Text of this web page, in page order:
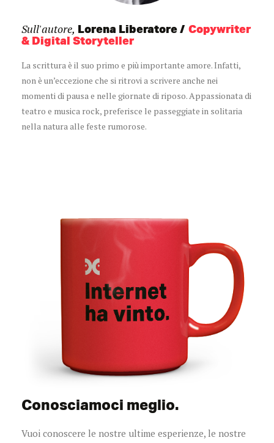
Sull'autore, Lorena Liberatore
Copywriter
& Digital Storyteller
La scrittura è il suo primo e più importante amore. Infatti,
non è un’eccezione che si ritrovi a scrivere anche nei
momenti di pausa e nelle giornate di riposo. Appassionata di
teatro e musica rock, preferisce le passeggiate in solitaria
nella natura alle feste rumorose.
Conosciamoci meglio.
Vuoi conoscere le nostre ultime esperienze, le nostre